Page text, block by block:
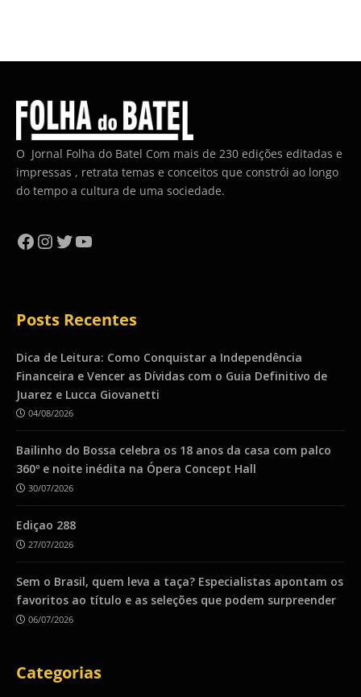
O Jornal Folha do Batel Com mais de 230 edições editadas e
impressas , retrata temas e conceitos que constrói ao longo
do tempo a cultura de uma sociedade.
Facebook
Instagram
Twitter
YouTube
Posts Recentes
Dica de Leitura: Como Conquistar a Independência
Financeira e Vencer as Dívidas com o Guia Definitivo de
Juarez e Lucca Giovanetti
04/08/2026
Bailinho do Bossa celebra os 18 anos da casa com palco
360º e noite inédita na Ópera Concept Hall
30/07/2026
Ediçao 288
27/07/2026
Sem o Brasil, quem leva a taça? Especialistas apontam os
favoritos ao título e as seleções que podem surpreender
06/07/2026
Categorias